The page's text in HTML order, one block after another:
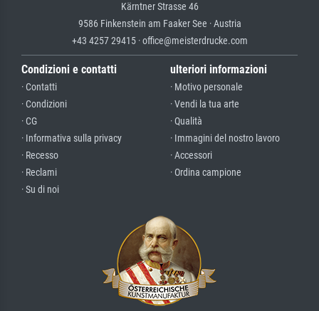
Kärntner Strasse 46
9586 Finkenstein am Faaker See · Austria
+43 4257 29415 · office@meisterdrucke.com
Condizioni e contatti
· Contatti
· Condizioni
· CG
· Informativa sulla privacy
· Recesso
· Reclami
· Su di noi
ulteriori informazioni
· Motivo personale
· Vendi la tua arte
· Qualità
· Immagini del nostro lavoro
· Accessori
· Ordina campione